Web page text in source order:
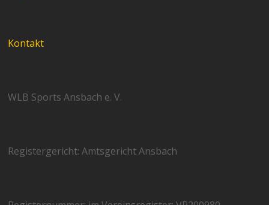
Kontakt
WLB Sports Ansbach e. V.
Registergericht: Amtsgericht Ansbach